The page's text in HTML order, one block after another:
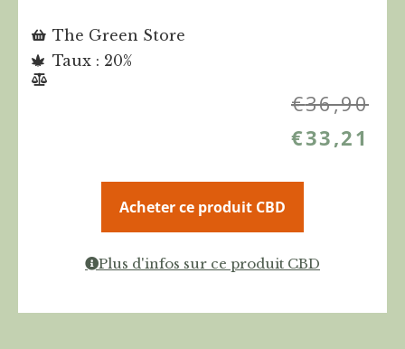
The Green Store
Taux : 20%
€36,90
€33,21
Acheter ce produit CBD
Plus d'infos sur ce produit CBD